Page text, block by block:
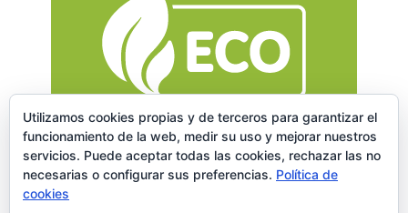
Utilizamos cookies propias y de terceros para garantizar el
funcionamiento de la web, medir su uso y mejorar nuestros
servicios. Puede aceptar todas las cookies, rechazar las no
necesarias o configurar sus preferencias. Política de
cookies